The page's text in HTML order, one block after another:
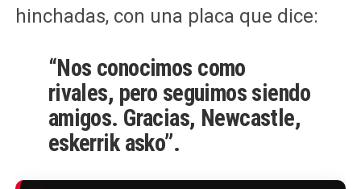
hinchadas, con una placa que dice:
“Nos conocimos como
rivales, pero seguimos siendo
amigos. Gracias, Newcastle,
eskerrik asko”.